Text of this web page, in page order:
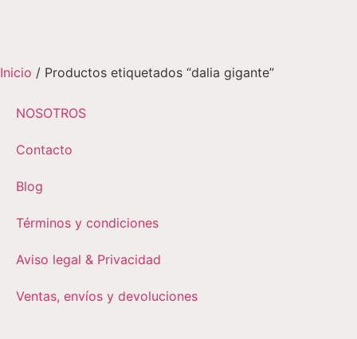
Inicio / Productos etiquetados “dalia gigante”
NOSOTROS
Contacto
Blog
Términos y condiciones
Aviso legal & Privacidad
Ventas, envíos y devoluciones